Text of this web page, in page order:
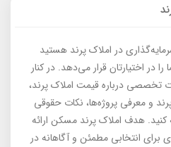
در املاک پرند هستید
در اختیارتان قرار می‌دهد. در کنار
تخصصی درباره قیمت املاک پرند،
و معرفی پروژه‌ها، نکات حقوقی
کنید. هدف املاک پرند مسکن ارائه
برای انتخابی مطمئن و آگاهانه در